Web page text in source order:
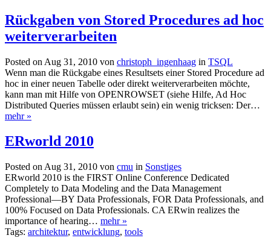
Rückgaben von Stored Procedures ad hoc
weiterverarbeiten
Posted on Aug 31, 2010 von christoph_ingenhaag in TSQL
Wenn man die Rückgabe eines Resultsets einer Stored Procedure ad
hoc in einer neuen Tabelle oder direkt weiterverarbeiten möchte,
kann man mit Hilfe von OPENROWSET (siehe Hilfe, Ad Hoc
Distributed Queries müssen erlaubt sein) ein wenig tricksen: Der…
mehr »
ERworld 2010
Posted on Aug 31, 2010 von cmu in Sonstiges
ERworld 2010 is the FIRST Online Conference Dedicated
Completely to Data Modeling and the Data Management
Professional—BY Data Professionals, FOR Data Professionals, and
100% Focused on Data Professionals. CA ERwin realizes the
importance of hearing… mehr »
Tags: architektur, entwicklung, tools